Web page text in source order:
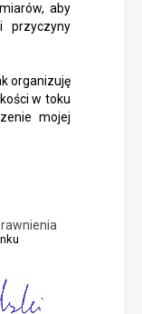
aby
przyczyny
organizuję
w toku
mojej